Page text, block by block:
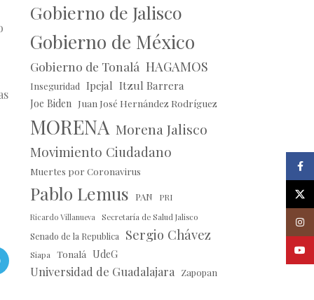
Gobierno de Jalisco
Gobierno de México
Gobierno de Tonalá HAGAMOS
Inseguridad Ipejal Itzul Barrera
Joe Biden Juan José Hernández Rodríguez
MORENA Morena Jalisco
Movimiento Ciudadano
Muertes por Coronavirus
Pablo Lemus PAN PRI
Ricardo Villanueva Secretaría de Salud Jalisco
Senado de la Republica Sergio Chávez
Siapa Tonalá UdeG
Universidad de Guadalajara Zapopan